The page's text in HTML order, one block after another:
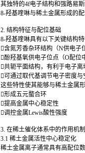
其独特的4f电子结构和强路易
8-羟基喹啉与稀土金属形成的
2. 结构特征与配位基础
8-羟基喹啉具有以下关键结构特
含氮芳香杂环结构（N供电子
酚羟基氧供电子位点（O配位
共轭平面结构，有利于电子离
可通过取代基调节电子密度与
这些特性使其能够与稀土金属
形成五元螯合环
提高金属中心稳定性
调控金属Lewis酸性强度
3. 在稀土催化体系中的作用机制
3.1 稀土金属活性中心稳定化
稀土金属离子通常具有高配位